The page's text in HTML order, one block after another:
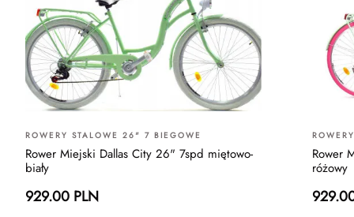
ROWERY STALOWE 26" 7 BIEGOWE
Rower Miejski Dallas City 26" 7spd miętowo-
biały
929.00 PLN
Rower
różowy